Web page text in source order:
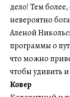
дело! Тем более,
невероятно
Аленой
программы о
что можно
чтобы удивить
Ковер